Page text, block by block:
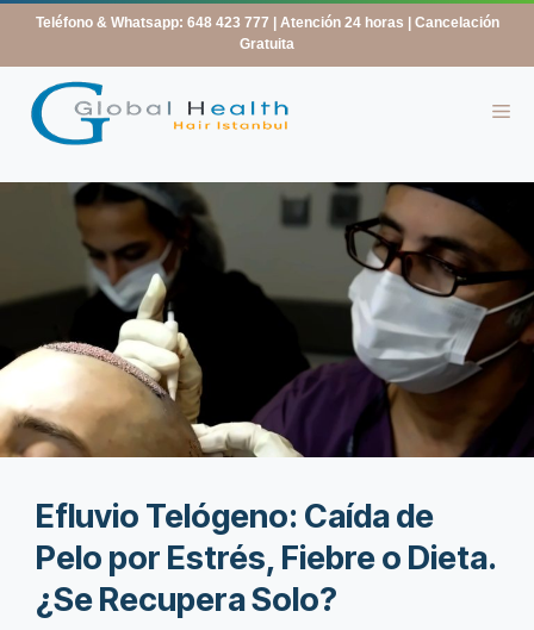
contenido
Teléfono & Whatsapp: 648 423 777
| Atención 24 horas | Cancelación
Gratuita
Efluvio Telógeno: Caída de
Pelo por Estrés, Fiebre o Dieta.
¿Se Recupera Solo?